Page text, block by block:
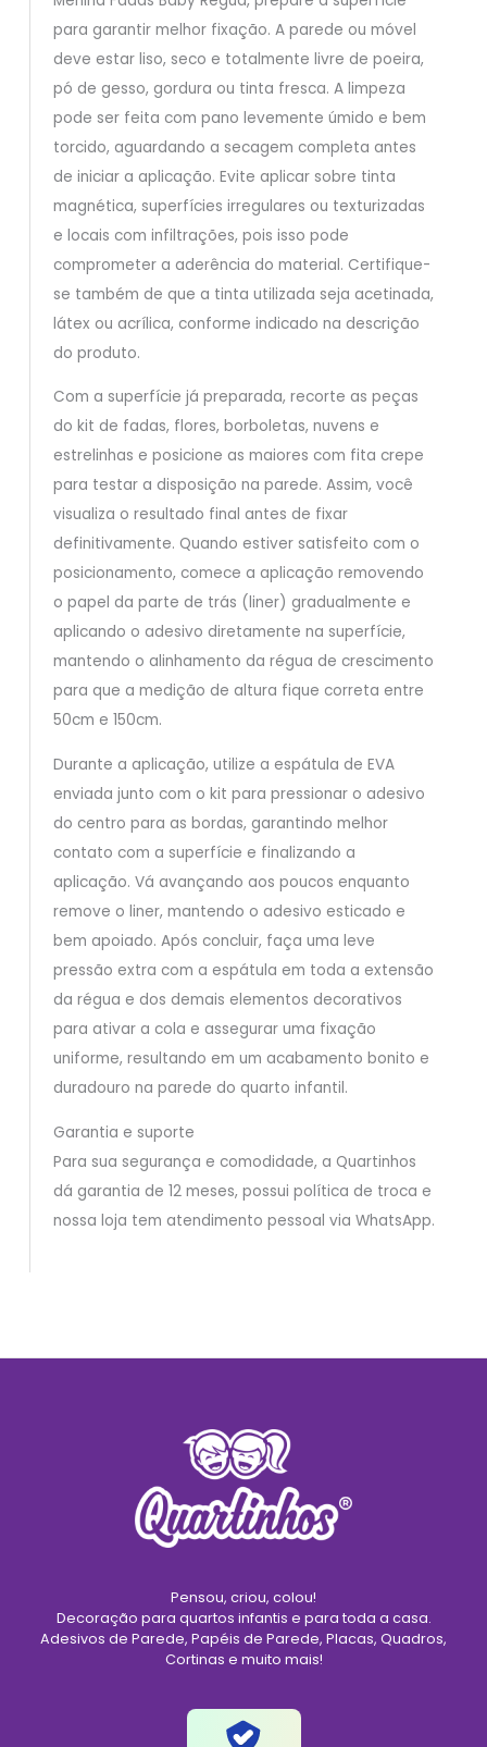
para garantir melhor fixação. A parede ou móvel
deve estar liso, seco e totalmente livre de poeira,
pó de gesso, gordura ou tinta fresca. A limpeza
pode ser feita com pano levemente úmido e bem
torcido, aguardando a secagem completa antes
de iniciar a aplicação. Evite aplicar sobre tinta
magnética, superfícies irregulares ou texturizadas
e locais com infiltrações, pois isso pode
comprometer a aderência do material. Certifique-
se também de que a tinta utilizada seja acetinada,
látex ou acrílica, conforme indicado na descrição
do produto.
Com a superfície já preparada, recorte as peças
do kit de fadas, flores, borboletas, nuvens e
estrelinhas e posicione as maiores com fita crepe
para testar a disposição na parede. Assim, você
visualiza o resultado final antes de fixar
definitivamente. Quando estiver satisfeito com o
posicionamento, comece a aplicação removendo
o papel da parte de trás (liner) gradualmente e
aplicando o adesivo diretamente na superfície,
mantendo o alinhamento da régua de crescimento
para que a medição de altura fique correta entre
50cm e 150cm.
Durante a aplicação, utilize a espátula de EVA
enviada junto com o kit para pressionar o adesivo
do centro para as bordas, garantindo melhor
contato com a superfície e finalizando a
aplicação. Vá avançando aos poucos enquanto
remove o liner, mantendo o adesivo esticado e
bem apoiado. Após concluir, faça uma leve
pressão extra com a espátula em toda a extensão
da régua e dos demais elementos decorativos
para ativar a cola e assegurar uma fixação
uniforme, resultando em um acabamento bonito e
duradouro na parede do quarto infantil.
Garantia e suporte
Para sua segurança e comodidade, a Quartinhos
dá garantia de 12 meses, possui política de troca e
nossa loja tem atendimento pessoal via WhatsApp.
Pensou, criou, colou!
Decoração para quartos infantis e para toda a casa.
Adesivos de Parede, Papéis de Parede, Placas, Quadros,
Cortinas e muito mais!